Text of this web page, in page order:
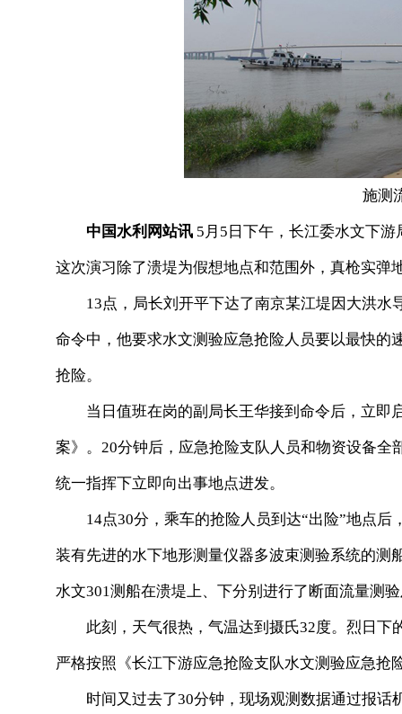
施测
中国水利网站讯 5月5日下午，长江委水文下
这次演习除了溃堤为假想地点和范围外，真枪实弹
13点，局长刘开平下达了南京某江堤因大洪水
命令中，他要求水文测验应急抢险人员要以最快
抢险。
当日值班在岗的副局长王华接到命令后，立即
案》。20分钟后，应急抢险支队人员和物资设备
统一指挥下立即向出事地点进发。
14点30分，乘车的抢险人员到达“出险”地点后
装有先进的水下地形测量仪器多波束测验系统的
水文301测船在溃堤上、下分别进行了断面流量测
此刻，天气很热，气温达到摄氏32度。烈日下
严格按照《长江下游应急抢险支队水文测验应急抢
时间又过去了30分钟，现场观测数据通过报话